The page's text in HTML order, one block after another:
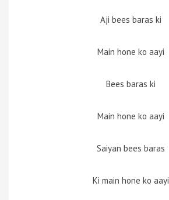
Aji bees baras ki
Main hone ko aayi
Bees baras ki
Main hone ko aayi
Saiyan bees baras
Ki main hone ko aayi